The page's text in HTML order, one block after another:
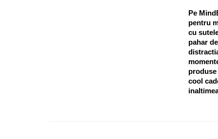
Pe
pentru
cu
pahar
cool